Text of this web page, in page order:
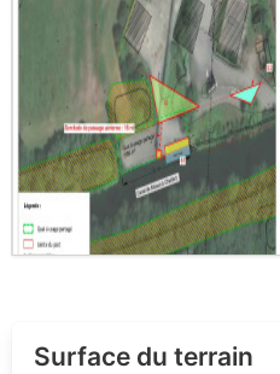
Surface du terrain